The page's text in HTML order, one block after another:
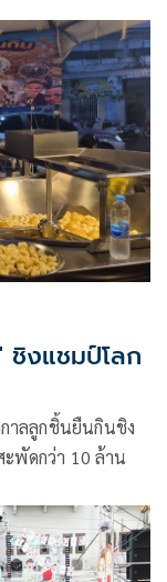
ชิงแชมป์โลก
าลลูกชิ้นยืนกินชิง
พัดกว่า 10 ล้าน